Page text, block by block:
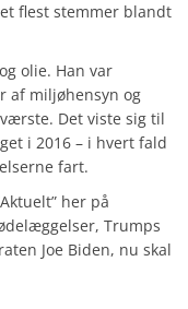
flest stemmer blandt
olie. Han var
af miljøhensyn og
Det viste sig til
i 2016 – i hvert fald
fart.
her på
Trumps
Joe Biden, nu skal